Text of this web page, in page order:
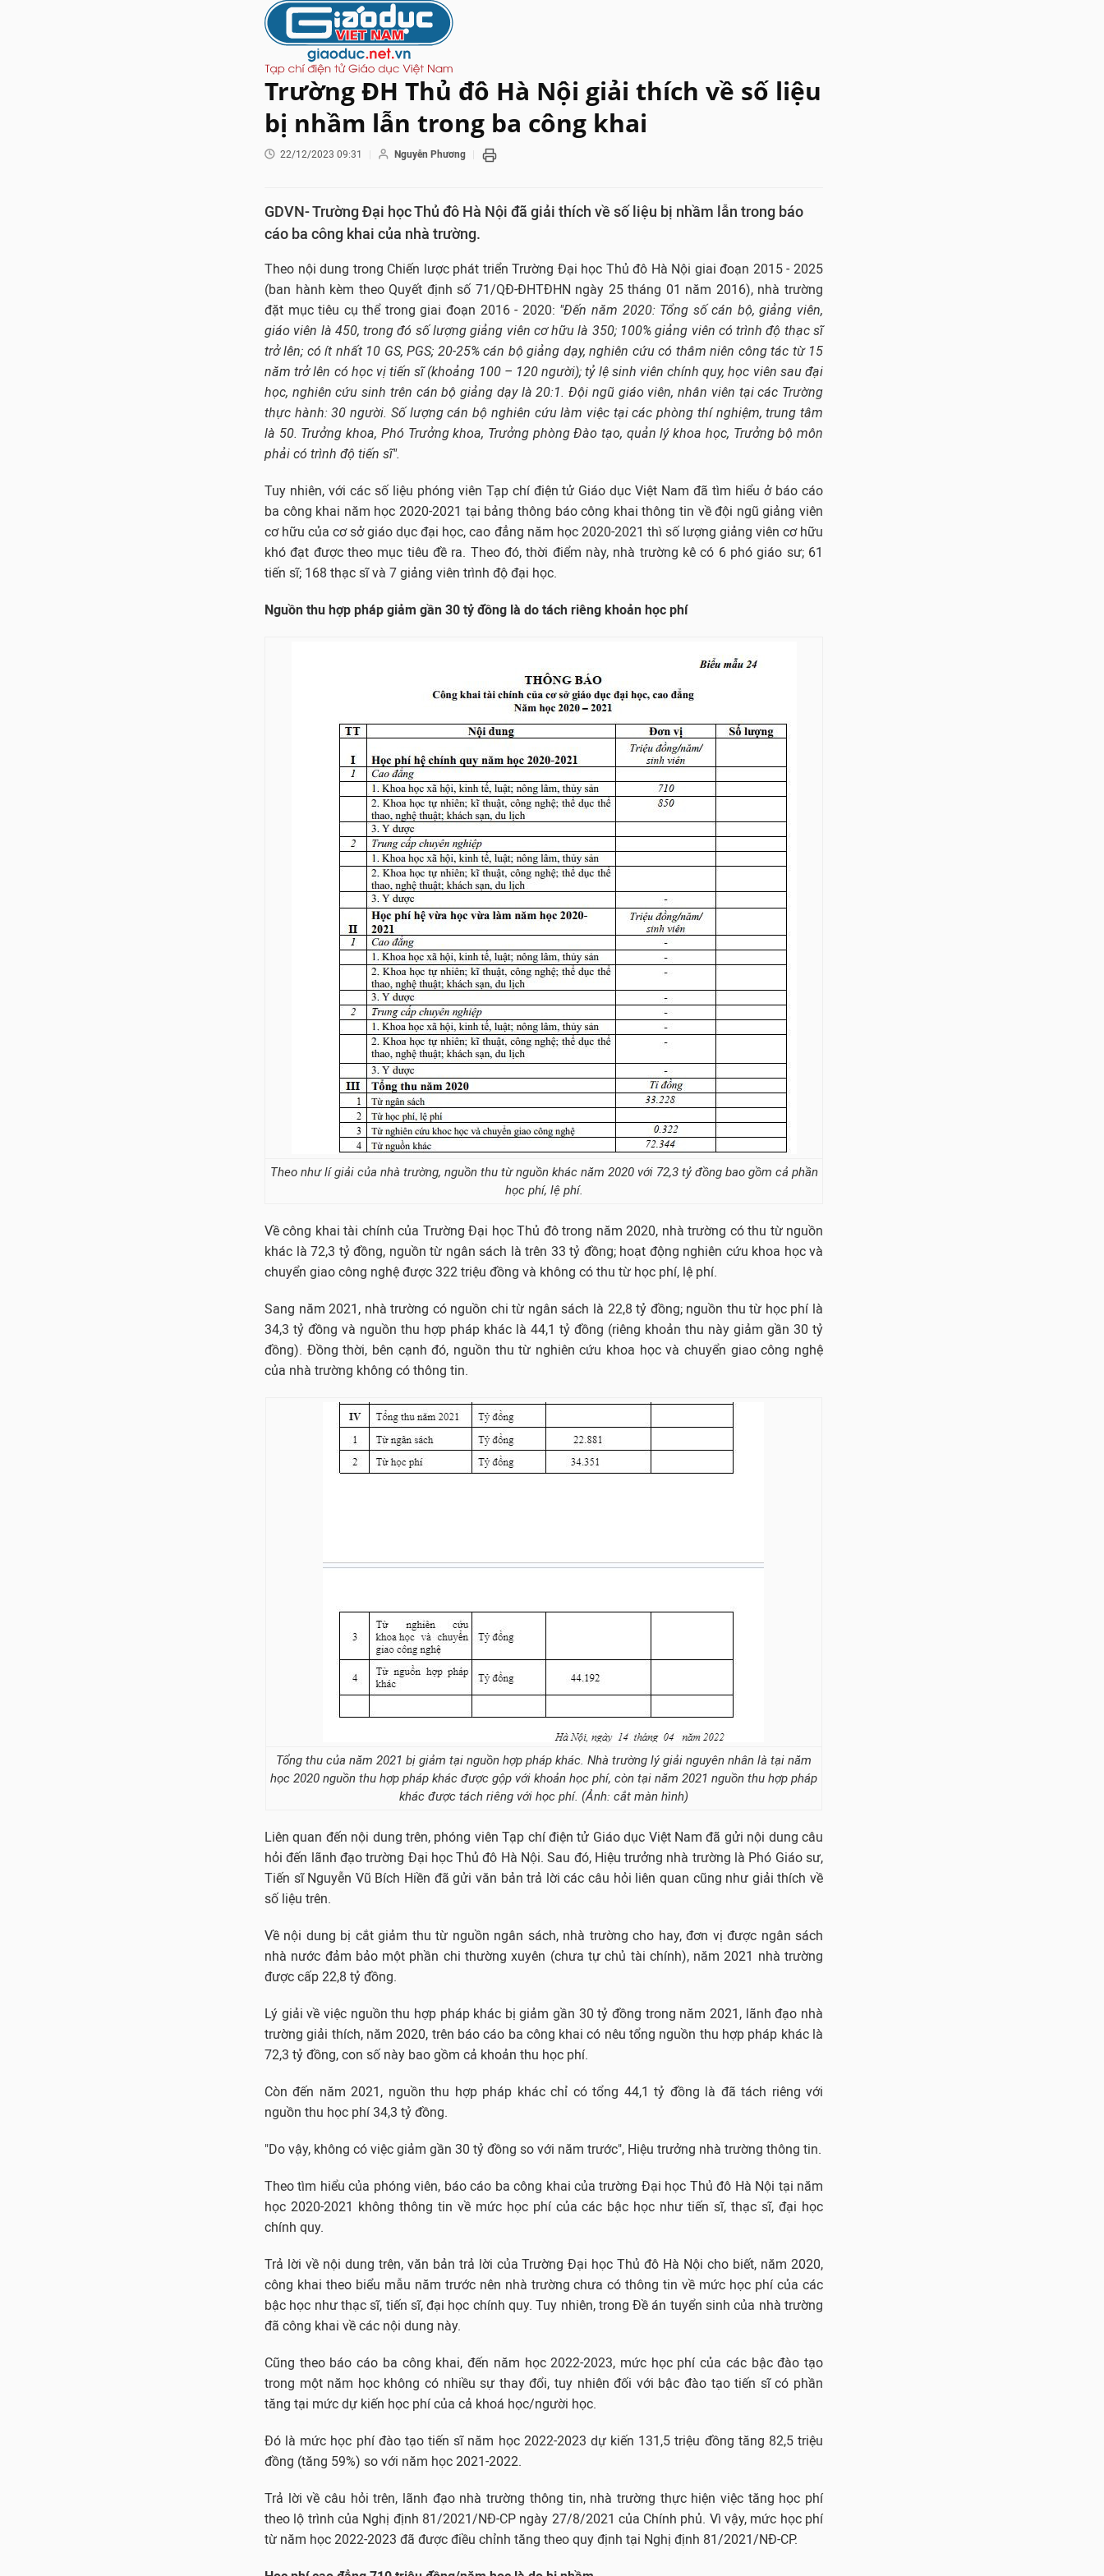
Trường ĐH Thủ đô Hà Nội giải thích về số liệu
bị nhầm lẫn trong ba công khai
22/12/2023 09:31 Nguyễn Phương
GDVN- Trường Đại học Thủ đô Hà Nội đã giải thích về số liệu bị nhầm lẫn trong báo
cáo ba công khai của nhà trường.
Theo nội dung trong Chiến lược phát triển Trường Đại học Thủ đô Hà Nội giai đoạn 2015 - 2025
(ban hành kèm theo Quyết định số 71/QĐ-ĐHTĐHN ngày 25 tháng 01 năm 2016), nhà trường
đặt mục tiêu cụ thể trong giai đoạn 2016 - 2020: "Đến năm 2020: Tổng số cán bộ, giảng viên,
giáo viên là 450, trong đó số lượng giảng viên cơ hữu là 350; 100% giảng viên có trình độ thạc sĩ
trở lên; có ít nhất 10 GS, PGS; 20-25% cán bộ giảng dạy, nghiên cứu có thâm niên công tác từ 15
năm trở lên có học vị tiến sĩ (khoảng 100 – 120 người); tỷ lệ sinh viên chính quy, học viên sau đại
học, nghiên cứu sinh trên cán bộ giảng dạy là 20:1. Đội ngũ giáo viên, nhân viên tại các Trường
thực hành: 30 người. Số lượng cán bộ nghiên cứu làm việc tại các phòng thí nghiệm, trung tâm
là 50. Trưởng khoa, Phó Trưởng khoa, Trưởng phòng Đào tạo, quản lý khoa học, Trưởng bộ môn
phải có trình độ tiến sĩ".
Tuy nhiên, với các số liệu phóng viên Tạp chí điện tử Giáo dục Việt Nam đã tìm hiểu ở báo cáo
ba công khai năm học 2020-2021 tại bảng thông báo công khai thông tin về đội ngũ giảng viên
cơ hữu của cơ sở giáo dục đại học, cao đẳng năm học 2020-2021 thì số lượng giảng viên cơ hữu
khó đạt được theo mục tiêu đề ra. Theo đó, thời điểm này, nhà trường kê có 6 phó giáo sư; 61
tiến sĩ; 168 thạc sĩ và 7 giảng viên trình độ đại học.
Nguồn thu hợp pháp giảm gần 30 tỷ đồng là do tách riêng khoản học phí
Theo như lí giải của nhà trường, nguồn thu từ nguồn khác năm 2020 với 72,3 tỷ đồng bao gồm cả phần
học phí, lệ phí.
Về công khai tài chính của Trường Đại học Thủ đô trong năm 2020, nhà trường có thu từ nguồn
khác là 72,3 tỷ đồng, nguồn từ ngân sách là trên 33 tỷ đồng; hoạt động nghiên cứu khoa học và
chuyển giao công nghệ được 322 triệu đồng và không có thu từ học phí, lệ phí.
Sang năm 2021, nhà trường có nguồn chi từ ngân sách là 22,8 tỷ đồng; nguồn thu từ học phí là
34,3 tỷ đồng và nguồn thu hợp pháp khác là 44,1 tỷ đồng (riêng khoản thu này giảm gần 30 tỷ
đồng). Đồng thời, bên cạnh đó, nguồn thu từ nghiên cứu khoa học và chuyển giao công nghệ
của nhà trường không có thông tin.
Tổng thu của năm 2021 bị giảm tại nguồn hợp pháp khác. Nhà trường lý giải nguyên nhân là tại năm
học 2020 nguồn thu hợp pháp khác được gộp với khoản học phí, còn tại năm 2021 nguồn thu hợp pháp
khác được tách riêng với học phí. (Ảnh: cắt màn hình)
Liên quan đến nội dung trên, phóng viên Tạp chí điện tử Giáo dục Việt Nam đã gửi nội dung câu
hỏi đến lãnh đạo trường Đại học Thủ đô Hà Nội. Sau đó, Hiệu trưởng nhà trường là Phó Giáo sư,
Tiến sĩ Nguyễn Vũ Bích Hiền đã gửi văn bản trả lời các câu hỏi liên quan cũng như giải thích về
số liệu trên.
Về nội dung bị cắt giảm thu từ nguồn ngân sách, nhà trường cho hay, đơn vị được ngân sách
nhà nước đảm bảo một phần chi thường xuyên (chưa tự chủ tài chính), năm 2021 nhà trường
được cấp 22,8 tỷ đồng.
Lý giải về việc nguồn thu hợp pháp khác bị giảm gần 30 tỷ đồng trong năm 2021, lãnh đạo nhà
trường giải thích, năm 2020, trên báo cáo ba công khai có nêu tổng nguồn thu hợp pháp khác là
72,3 tỷ đồng, con số này bao gồm cả khoản thu học phí.
Còn đến năm 2021, nguồn thu hợp pháp khác chỉ có tổng 44,1 tỷ đồng là đã tách riêng với
nguồn thu học phí 34,3 tỷ đồng.
"Do vậy, không có việc giảm gần 30 tỷ đồng so với năm trước", Hiệu trưởng nhà trường thông tin.
Theo tìm hiểu của phóng viên, báo cáo ba công khai của trường Đại học Thủ đô Hà Nội tại năm
học 2020-2021 không thông tin về mức học phí của các bậc học như tiến sĩ, thạc sĩ, đại học
chính quy.
Trả lời về nội dung trên, văn bản trả lời của Trường Đại học Thủ đô Hà Nội cho biết, năm 2020,
công khai theo biểu mẫu năm trước nên nhà trường chưa có thông tin về mức học phí của các
bậc học như thạc sĩ, tiến sĩ, đại học chính quy. Tuy nhiên, trong Đề án tuyển sinh của nhà trường
đã công khai về các nội dung này.
Cũng theo báo cáo ba công khai, đến năm học 2022-2023, mức học phí của các bậc đào tạo
trong một năm học không có nhiều sự thay đổi, tuy nhiên đối với bậc đào tạo tiến sĩ có phần
tăng tại mức dự kiến học phí của cả khoá học/người học.
Đó là mức học phí đào tạo tiến sĩ năm học 2022-2023 dự kiến 131,5 triệu đồng tăng 82,5 triệu
đồng (tăng 59%) so với năm học 2021-2022.
Trả lời về câu hỏi trên, lãnh đạo nhà trường thông tin, nhà trường thực hiện việc tăng học phí
theo lộ trình của Nghị định 81/2021/NĐ-CP ngày 27/8/2021 của Chính phủ. Vì vậy, mức học phí
từ năm học 2022-2023 đã được điều chỉnh tăng theo quy định tại Nghị định 81/2021/NĐ-CP.